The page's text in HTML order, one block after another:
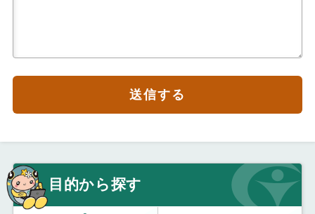
送信する
目的から探す